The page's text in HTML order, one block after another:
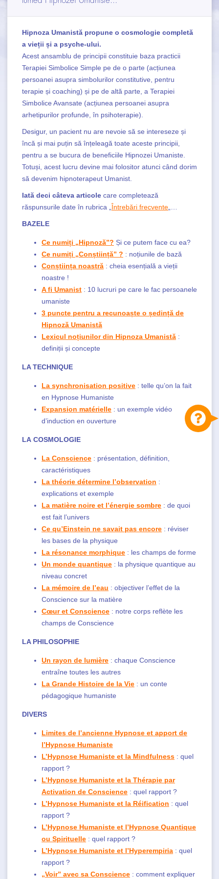
CÂMPURI DE APLICARE
STAGII DE FORMARE
ARTICOLE
CONTACT
Hipnoza Umanistă propune o cosmologie completă
a vieții și a psyche-ului.
Acest ansamblu de principii constituie baza practicii
Terapiei Simbolice Simple pe de o parte (acțiunea
persoanei asupra simbolurilor constitutive, pentru
terapie și coaching) și pe de altă parte, a Terapiei
Simbolice Avansate (acțiunea persoanei asupra
arhetipurilor profunde, în psihoterapie).
Desigur, un pacient nu are nevoie să se intereseze și
încă și mai puțin să înțeleagă toate aceste principii,
pentru a se bucura de beneficiile Hipnozei Umaniste.
Totuși, acest lucru devine mai folositor atunci când dorim
să devenim hipnoterapeut Umanist.
Iată deci câteva articole care completează
răspunsurile date în rubrica „ Întrebări frecvente
BAZELE
Ce numiți „Hipnoză”? Și ce putem face cu ea?
Ce numiți „Conștiință” ? : noțiunile de bază
Conștiința noastră : cheia esențială a vieții
noastre !
A fi Umanist : 10 lucruri pe care le fac persoanele
umaniste
3 puncte pentru a recunoaște o ședință de
Hipnoză Umanistă
Lexicul noțiunilor din Hipnoza Umanistă :
definiții și concepte
LA TECHNIQUE
La synchronisation positive : telle qu’on la fait
en Hypnose Humaniste
Expansion matérielle : un exemple vidéo
d’induction en ouverture
LA COSMOLOGIE
La Conscience : présentation, définition,
caractéristiques
La théorie détermine l’observation :
explications et exemple
La matière noire et l’énergie sombre : de quoi
est fait l’univers
Ce qu’Einstein ne savait pas encore : réviser
les bases de la physique
La résonance morphique : les champs de forme
Un monde quantique : la physique quantique au
niveau concret
La mémoire de l’eau : objectiver l’effet de la
Conscience sur la matière
Cœur et Conscience : notre corps reflète les
champs de Conscience
LA PHILOSOPHIE
Un rayon de lumière : chaque Conscience
entraîne toutes les autres
La Grande Histoire de la Vie : un conte
pédagogique humaniste
DIVERS
Limites de l’ancienne Hypnose et apport de
l’Hypnose Humaniste
L’Hypnose Humaniste et la Mindfulness : quel
rapport ?
L’Hypnose Humaniste et la Thérapie par
Activation de Conscience : quel rapport ?
L’Hypnose Humaniste et la Réification : quel
rapport ?
L’Hypnose Humaniste et l’Hypnose Quantique
ou Spirituelle : quel rapport ?
L’Hypnose Humaniste et l’Hyperempiria : quel
rapport ?
„Voir” avec sa Conscience : comment expliquer